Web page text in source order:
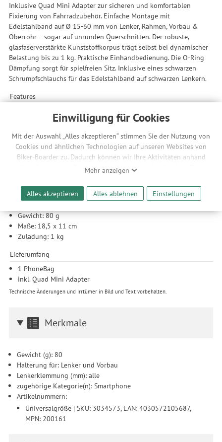
Einwilligung für Cookies
Mit der Auswahl „Alles akzeptieren“ stimmen Sie der Nutzung von
Cookies und ähnlichen Technologien auf unseren Websites von
Biker-Boarder zu. Dadurch können wir Ihre Aktivitäten anhand
Ihrer Geräte- und Browsereinstellungen nachvollziehen. Dies
Werbeanzeigen für Sie bereitzustellen sowie Funktionalitäten
unserer Website sicherzustellen und stetig zu verbessern. Dabei
werden Ihre Daten auch an Drittanbieter und Werbepartner
weitergegeben. Die Verarbeitung erfolgt ausschließlich zum
Zwecke der Einbindung von Streaming-Inhalten und der
Durchführung von statistischer Analyse, Reichweitenmessungen,
Produktempfehlungen und nutzungsbasierter Werbung.
Informationen zu den einzelnen Funktionen, den Drittanbietern
und der Speicherdauer finden Sie unter Einstellungen. Diese
Einwilligung ist freiwillig, für die Nutzung unserer Website nicht
erforderlich und gilt, bis sie widerrufen wird. Sie können Ihre
Mehr anzeigen
Alles akzeptieren Alles ablehnen Einstellungen
Inklusive Quad Mini Adapter zur sicheren und komfortablen
Fixierung von Fahrradzubehör. Einfache Montage mit
Edelstahlband auf Ø 15-60 mm von Lenker, Rahmen, Vorbau &
Oberrohr – sogar auf unrunden Querschnitten. Der robuste,
glasfaserverstärkte Kunststoffkorpus trägt selbst bei dynamischer
Belastung bis zu 1 kg. Praktische Einhandbedienung. Die O-Ring
Dämpfung sorgt für spielfreien Sitz. Inklusive eines schwarzen
Schrumpfschlauchs für das Edelstahlband auf schwarzen Lenkern.
Features
aus robusten und verschweißten Textilien
Bedienung des Touchscreens durch die Folie
einfache Drehung von Hoch- auf Querformat
O-Ring Dämpfung verhindert Klappergeräusche
inkl. Klickfix Quad Adapter Mini
Technische Daten
Gewicht: 80 g
Maße: 18,5 x 11 cm
Zuladung: 1 kg
Lieferumfang
1 PhoneBag
inkl. Quad Mini Adapter
Technische Änderungen und Irrtümer in Bild und Text vorbehalten.
Merkmale
Gewicht (g): 80
Halterung für: Lenker und Vorbau
Lenkerklemmung (mm): alle
zugehörige Kategorie(n): Smartphone
Artikelnummern:
Universalgröße | SKU: 3034573, EAN: 4030572105687,
MPN: 200161